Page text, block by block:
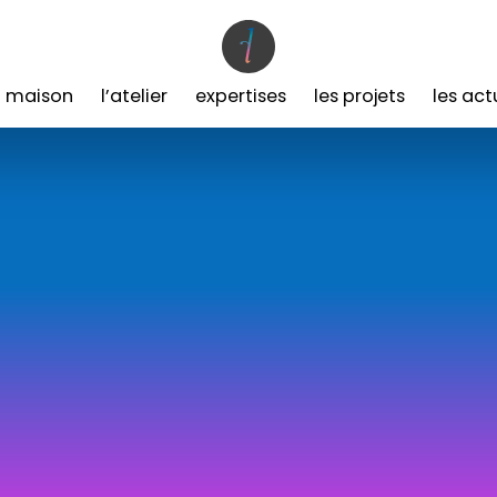
maison l’atelier expertises les projets les